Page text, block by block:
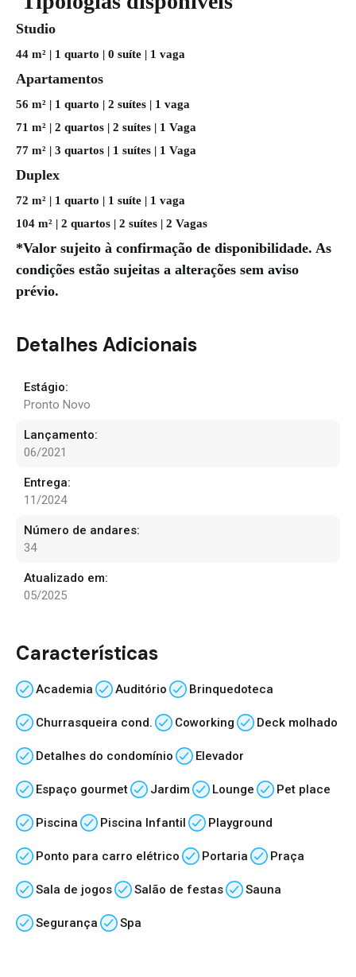
Studio
44 m² | 1 quarto | 0 suíte | 1 vaga
Apartamentos
56 m² | 1 quarto | 2 suítes | 1 vaga
71 m² | 2 quartos | 2 suítes | 1 Vaga
77 m² | 3 quartos | 1 suítes | 1 Vaga
Duplex
72 m² | 1 quarto | 1 suíte | 1 vaga
104 m² | 2 quartos | 2 suítes | 2 Vagas
*Valor sujeito à confirmação de disponibilidade. As
condições estão sujeitas a alterações sem aviso
prévio.
Detalhes Adicionais
Estágio:
Pronto Novo
Lançamento:
06/2021
Entrega:
11/2024
Número de andares:
34
Atualizado em:
05/2025
Características
Academia Auditório Brinquedoteca
Churrasqueira cond. Coworking Deck molhado
Detalhes do condomínio Elevador
Espaço gourmet Jardim Lounge Pet place
Piscina Piscina Infantil Playground
Ponto para carro elétrico Portaria Praça
Sala de jogos Salão de festas Sauna
Segurança Spa